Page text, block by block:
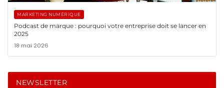
MARKETING NUMÉRIQUE
Podcast de marque : pourquoi votre entreprise doit se lancer en
2025
18 mai 2026
NEWSLETTER